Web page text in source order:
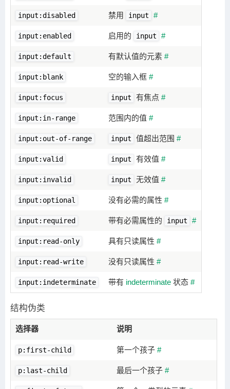
input:disabled 禁用 input #
input:enabled 启用的 input #
input:default 有默认值的元素#
input:blank 空的输入框#
input:focus input 有焦点#
input:in-range 范围内的值#
input:out-of-range input 值超出范围#
input:valid input 有效值#
input:invalid input 无效值#
input:optional 没有必需的属性#
input:required 带有必需属性的 input #
input:read-only 具有只读属性#
input:read-write 没有只读属性#
input:indeterminate 带有 indeterminate 状态#
结构伪类
选择器 说明
p:first-child 第一个孩子#
p:last-child 最后一个孩子#